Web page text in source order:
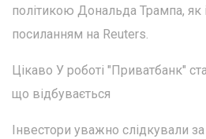
політикою Дональда Трампа, як
посиланням на Reuters.
Цікаво У роботі "Приватбанк"
що відбувається
Інвестори уважно слідкували